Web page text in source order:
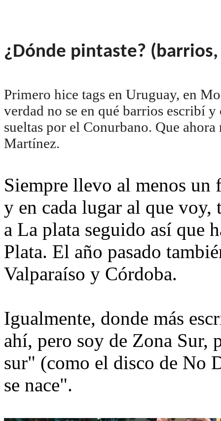
¿Dónde pintaste?
Primero hice tags en Uruguay, en
verdad no se en qué barrios escribí
sueltas por el Conurbano. Que
Martínez.
Siempre llevo al menos
y en cada lugar al que voy,
a La plata seguido así que
Plata. El año pasado
Valparaíso y Córdoba.
Igualmente, donde más
ahí, pero soy de Zona Sur,
sur" (como el disco de No
se nace".